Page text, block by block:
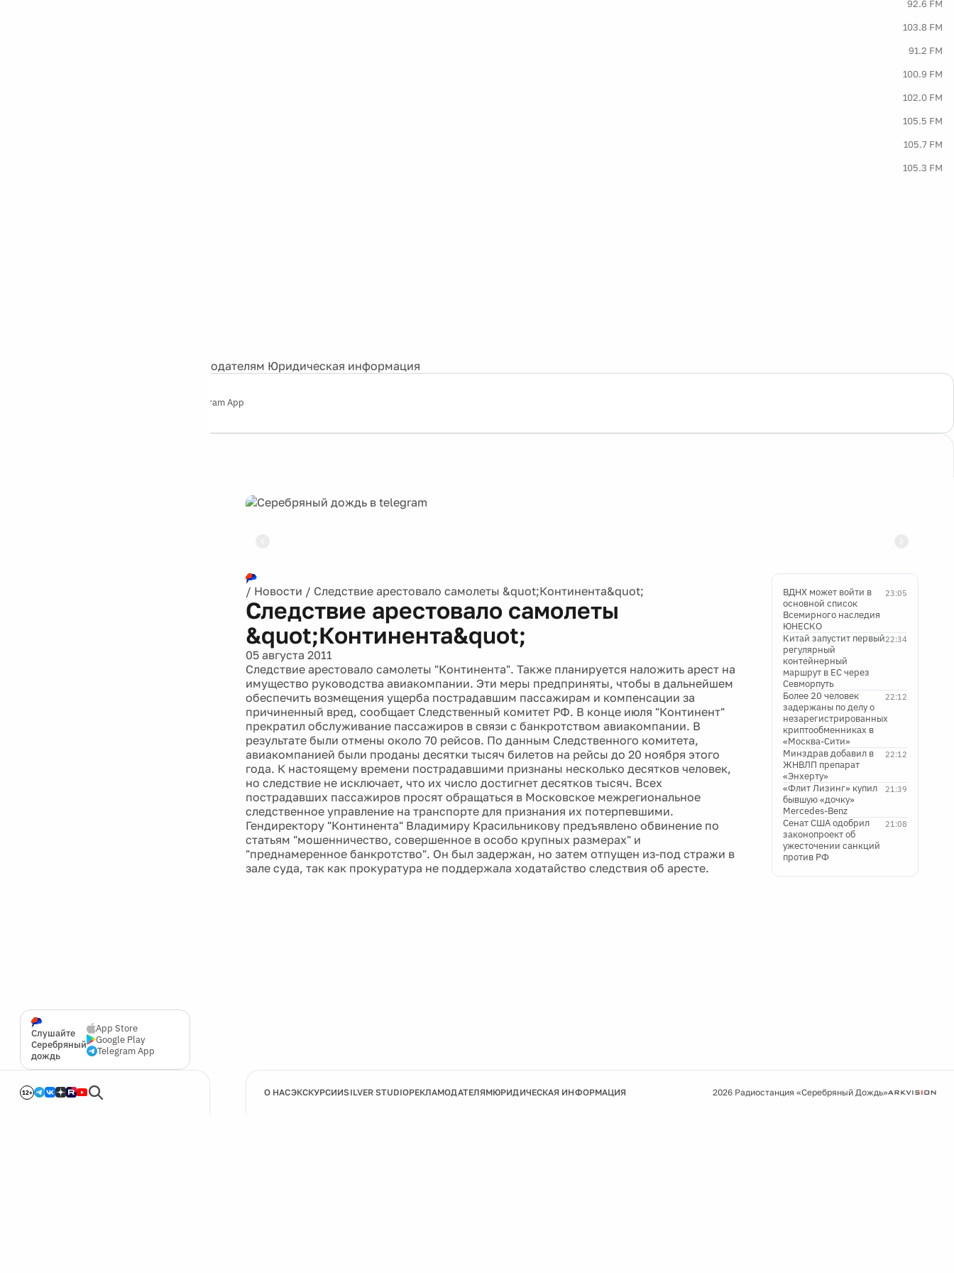
92.6 FM
103.8 FM
91.2 FM
100.9 FM
102.0 FM
105.5 FM
105.7 FM
105.3 FM
Рекламодателям Юридическая информация
Telegram App
Слушайте
Серебряный
дождь
App Store
Google Play
Telegram App
12+
/ Новости / Следствие арестовало самолеты &quot;Континента&quot;
Следствие арестовало самолеты
&quot;Континента&quot;
05 августа 2011
Следствие арестовало самолеты "Континента". Также планируется наложить арест на
имущество руководства авиакомпании. Эти меры предприняты, чтобы в дальнейшем
обеспечить возмещения ущерба пострадавшим пассажирам и компенсации за
причиненный вред, сообщает Следственный комитет РФ. В конце июля "Континент"
прекратил обслуживание пассажиров в связи с банкротством авиакомпании. В
результате были отмены около 70 рейсов. По данным Следственного комитета,
авиакомпанией были проданы десятки тысяч билетов на рейсы до 20 ноября этого
года. К настоящему времени пострадавшими признаны несколько десятков человек,
но следствие не исключает, что их число достигнет десятков тысяч. Всех
пострадавших пассажиров просят обращаться в Московское межрегиональное
следственное управление на транспорте для признания их потерпевшими.
Гендиректору "Континента" Владимиру Красильникову предъявлено обвинение по
статьям "мошенничество, совершенное в особо крупных размерах" и
"преднамеренное банкротство". Он был задержан, но затем отпущен из-под стражи в
зале суда, так как прокуратура не поддержала ходатайство следствия об аресте.
23:05
ВДНХ может войти в
основной список
Всемирного наследия
ЮНЕСКО
22:34
Китай запустит первый
регулярный
контейнерный
маршрут в ЕС через
Севморпуть
22:12
Более 20 человек
задержаны по делу о
незарегистрированных
криптообменниках в
«Москва-Сити»
22:12
Минздрав добавил в
ЖНВЛП препарат
«Энхерту»
21:39
«Флит Лизинг» купил
бывшую «дочку»
Mercedes-Benz
21:08
Сенат США одобрил
законопроект об
ужесточении санкций
против РФ
О НАСЭКСКУРСИИSILVER STUDIOРЕКЛАМОДАТЕЛЯМЮРИДИЧЕСКАЯ ИНФОРМАЦИЯ 2026 Радиостанция «Серебряный Дождь»